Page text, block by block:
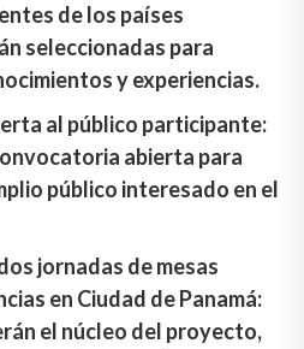
de los países
seleccionadas para
y experiencias.
al público participante:
abierta para
público interesado en el
jornadas de mesas
en Ciudad de Panamá:
el núcleo del proyecto,